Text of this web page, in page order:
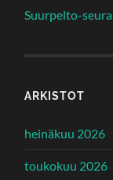
Suurpelto-
ARKISTOT
heinäkuu 2026
toukokuu 2026